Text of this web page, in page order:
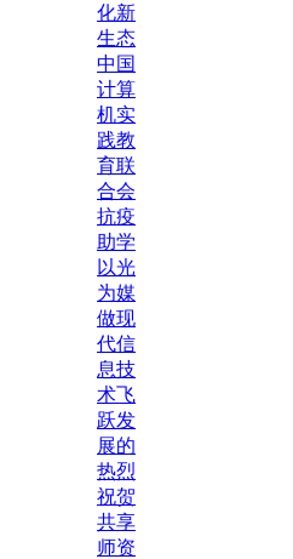
化新
生态
中国
计算
机实
践教
育联
合会
抗疫
助学
以光
为媒
做现
代信
息技
术飞
跃发
展的
热烈
祝贺
共享
师资